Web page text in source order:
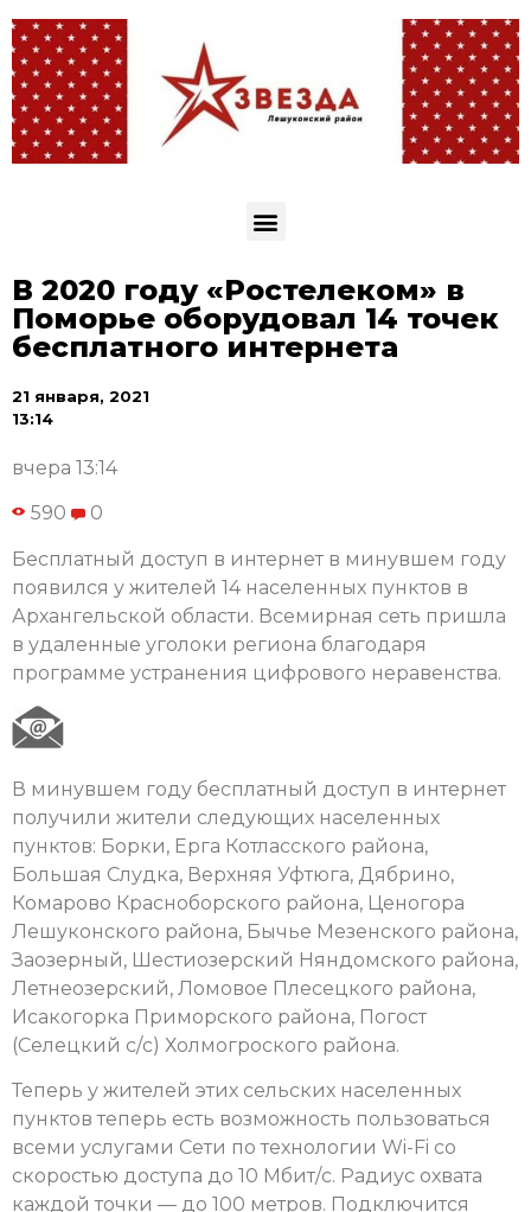
В 2020 году «Ростелеком» в
Поморье оборудовал 14 точек
бесплатного интернета
21 января, 2021
13:14
вчера 13:14
590 0
Бесплатный доступ в интернет в минувшем году
появился у жителей 14 населенных пунктов в
Архангельской области. Всемирная сеть пришла
в удаленные уголоки региона благодаря
программе устранения цифрового неравенства.
В минувшем году бесплатный доступ в интернет
получили жители следующих населенных
пунктов: Борки, Ерга Котласского района,
Большая Слудка, Верхняя Уфтюга, Дябрино,
Комарово Красноборского района, Ценогора
Лешуконского района, Бычье Мезенского района,
Заозерный, Шестиозерский Няндомского района,
Летнеозерский, Ломовое Плесецкого района,
Исакогорка Приморского района, Погост
(Селецкий с/с) Холмогроского района.
Теперь у жителей этих сельских населенных
пунктов теперь есть возможность пользоваться
всеми услугами Сети по технологии Wi-Fi со
скоростью доступа до 10 Мбит/с. Радиус охвата
каждой точки — до 100 метров. Подключится